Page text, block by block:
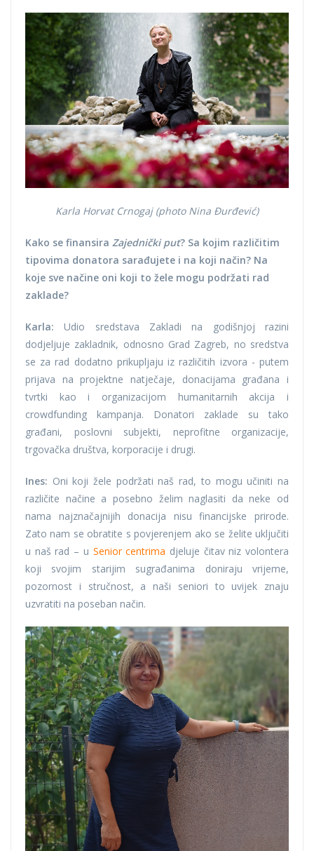
Karla Horvat Crnogaj (photo Nina Đurđević)
Kako se finansira Zajednički put? Sa kojim različitim
tipovima donatora sarađujete i na koji način? Na
koje sve načine oni koji to žele mogu podržati rad
zaklade?
Karla: Udio sredstava Zakladi na godišnjoj razini
dodjeljuje zakladnik, odnosno Grad Zagreb, no sredstva
se za rad dodatno prikupljaju iz različitih izvora - putem
prijava na projektne natječaje, donacijama građana i
tvrtki kao i organizacijom humanitarnih akcija i
crowdfunding kampanja. Donatori zaklade su tako
građani, poslovni subjekti, neprofitne organizacije,
trgovačka društva, korporacije i drugi.
Ines: Oni koji žele podržati naš rad, to mogu učiniti na
različite načine a posebno želim naglasiti da neke od
nama najznačajnijih donacija nisu financijske prirode.
Zato nam se obratite s povjerenjem ako se želite uključiti
u naš rad – u Senior centrima djeluje čitav niz volontera
koji svojim starijim sugrađanima doniraju vrijeme,
pozornost i stručnost, a naši seniori to uvijek znaju
uzvratiti na poseban način.